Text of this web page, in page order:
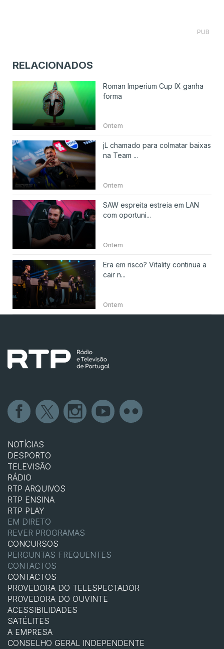
PUB
RELACIONADOS
Roman Imperium Cup IX ganha
forma
Ontem
jL chamado para colmatar baixas
na Team ...
Ontem
SAW espreita estreia em LAN
com oportuni...
Ontem
Era em risco? Vitality continua a
cair n...
Ontem
NOTÍCIAS
DESPORTO
TELEVISÃO
RÁDIO
RTP ARQUIVOS
RTP ENSINA
RTP PLAY
EM DIRETO
REVER PROGRAMAS
CONCURSOS
PERGUNTAS FREQUENTES
CONTACTOS
CONTACTOS
PROVEDORA DO TELESPECTADOR
PROVEDORA DO OUVINTE
ACESSIBILIDADES
SATÉLITES
A EMPRESA
CONSELHO GERAL INDEPENDENTE